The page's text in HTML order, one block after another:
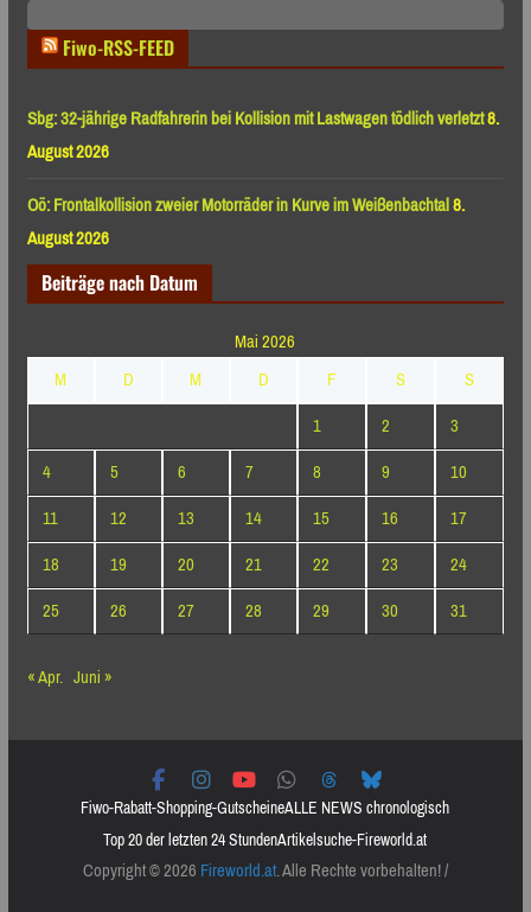
Fiwo-RSS-FEED
Sbg: 32-jährige Radfahrerin bei Kollision mit Lastwagen tödlich verletzt8.
August 2026
Oö: Frontalkollision zweier Motorräder in Kurve im Weißenbachtal8.
August 2026
Beiträge nach Datum
Mai 2026
M
D M D F S
S
1
2
3
4
5 6 7 8 9
10
11
12 13 14 15 16
17
18
19 20 21 22 23
24
25
26 27 28 29 30
31
« Apr. Juni »
Fiwo-Rabatt-Shopping-GutscheineALLE NEWS chronologisch
Top 20 der letzten 24 StundenArtikelsuche-Fireworld.at
Copyright © 2026Fireworld.at. Alle Rechte vorbehalten! /